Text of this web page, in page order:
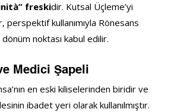
freskidir. Kutsal Üçleme’yi
kullanımıyla Rönesans
noktası kabul edilir.
Medici Şapeli
en eski kiliselerinden biridir ve
ibadet yeri olarak kullanılmıştır.